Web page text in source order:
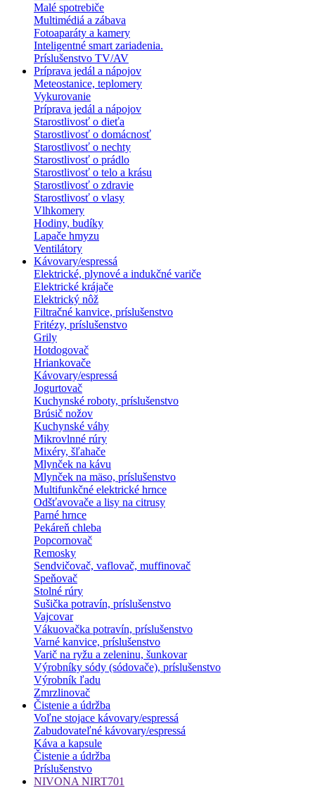
Malé spotrebiče
Multimédiá a zábava
Fotoaparáty a kamery
Inteligentné smart zariadenia.
Príslušenstvo TV/AV
Príprava jedál a nápojov
Meteostanice, teplomery
Vykurovanie
Príprava jedál a nápojov
Starostlivosť o dieťa
Starostlivosť o domácnosť
Starostlivosť o nechty
Starostlivosť o prádlo
Starostlivosť o telo a krásu
Starostlivosť o zdravie
Starostlivosť o vlasy
Vlhkomery
Hodiny, budíky
Lapače hmyzu
Ventilátory
Kávovary/espressá
Elektrické, plynové a indukčné variče
Elektrické krájače
Elektrický nôž
Filtračné kanvice, príslušenstvo
Fritézy, príslušenstvo
Grily
Hotdogovač
Hriankovače
Kávovary/espressá
Jogurtovač
Kuchynské roboty, príslušenstvo
Brúsič nožov
Kuchynské váhy
Mikrovlnné rúry
Mixéry, šľahače
Mlynček na kávu
Mlynček na mäso, príslušenstvo
Multifunkčné elektrické hrnce
Odšťavovače a lisy na citrusy
Parné hrnce
Pekáreň chleba
Popcornovač
Remosky
Sendvičovač, vaflovač, muffinovač
Speňovač
Stolné rúry
Sušička potravín, príslušenstvo
Vajcovar
Vákuovačka potravín, príslušenstvo
Varné kanvice, príslušenstvo
Varič na ryžu a zeleninu, šunkovar
Výrobníky sódy (sódovače), príslušenstvo
Výrobník ľadu
Zmrzlinovač
Čistenie a údržba
Voľne stojace kávovary/espressá
Zabudovateľné kávovary/espressá
Káva a kapsule
Čistenie a údržba
Príslušenstvo
NIVONA NIRT701